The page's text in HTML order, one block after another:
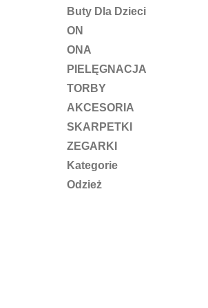
Buty Dla Dzieci
ON
ONA
PIELĘGNACJA
TORBY
AKCESORIA
SKARPETKI
ZEGARKI
Kategorie
Odzież